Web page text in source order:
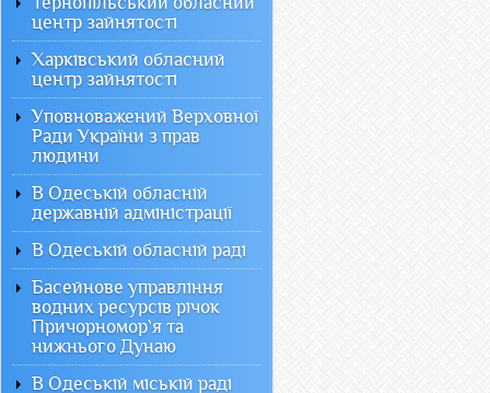
центр зайнятості
Харківський обласний
центр зайнятості
Уповноважений Верховної
Ради України з прав
людини
В Одеській обласній
державній адміністрації
В Одеській обласній раді
Басейнове управління
водних ресурсів річок
Причорномор`я та
нижнього Дунаю
В Одеській міській раді